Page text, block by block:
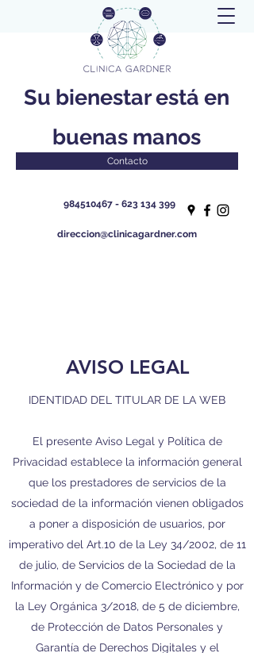
Su bienestar está en
buenas manos
Contacto
984510467 - 623 134399
direccion@clinicagardner.com
AVISO LEGAL
IDENTIDAD DEL TITULAR DE LA WEB
El presente Aviso Legal y Política de
Privacidad establece la información general
que los prestadores de servicios de la
sociedad de la información vienen obligados
a poner a disposición de usuarios, por
imperativo del Art.10 de la Ley 34/2002, de 11
de julio, de Servicios de la Sociedad de la
Información y de Comercio Electrónico y por
la Ley Orgánica 3/2018, de 5 de diciembre,
de Protección de Datos Personales y
Garantía de Derechos Digitales y el